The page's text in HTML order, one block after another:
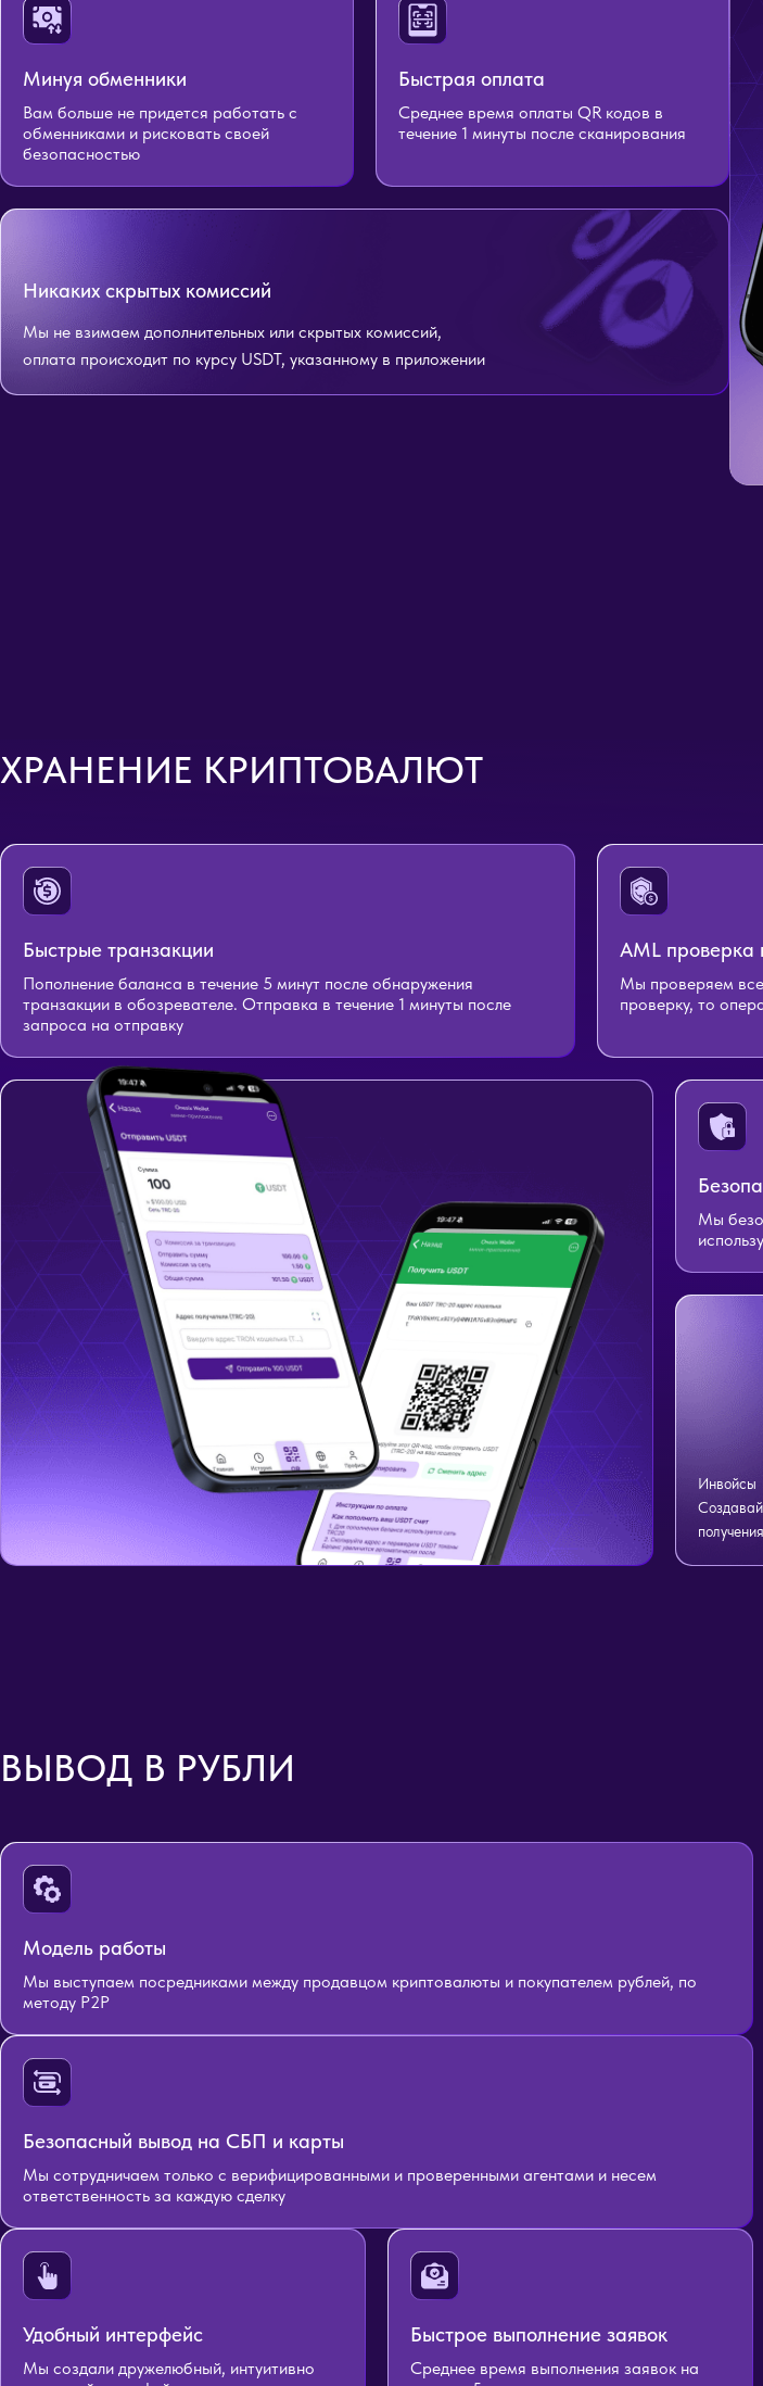
Минуя обменники
Вам больше не придется работать с
обменниками и рисковать своей
безопасностью
Быстрая оплата
Среднее время оплаты QR кодов в
течение 1 минуты после сканирования
Никаких скрытых комиссий
Мы не взимаем дополнительных или скрытых комиссий,
оплата происходит по курсу USDT, указанному в приложении
ХРАНЕНИЕ КРИПТОВАЛЮТ
Быстрые транзакции
Пополнение баланса в течение 5 минут после обнаружения
транзакции в обозревателе. Отправка в течение 1 минуты после
запроса на отправку
AML проверка
Мы проверяем все
проверку, то
Мы
Инвойсы
ВЫВОД В РУБЛИ
Модель работы
Мы выступаем посредниками между продавцом криптовалюты и покупателем рублей, по
методу P2P
Безопасный вывод на СБП и карты
Мы сотрудничаем только с верифицированными и проверенными агентами и несем
ответственность за каждую сделку
Удобный интерфейс
Мы создали дружелюбный, интуитивно
Быстрое выполнение заявок
Среднее время выполнения заявок на